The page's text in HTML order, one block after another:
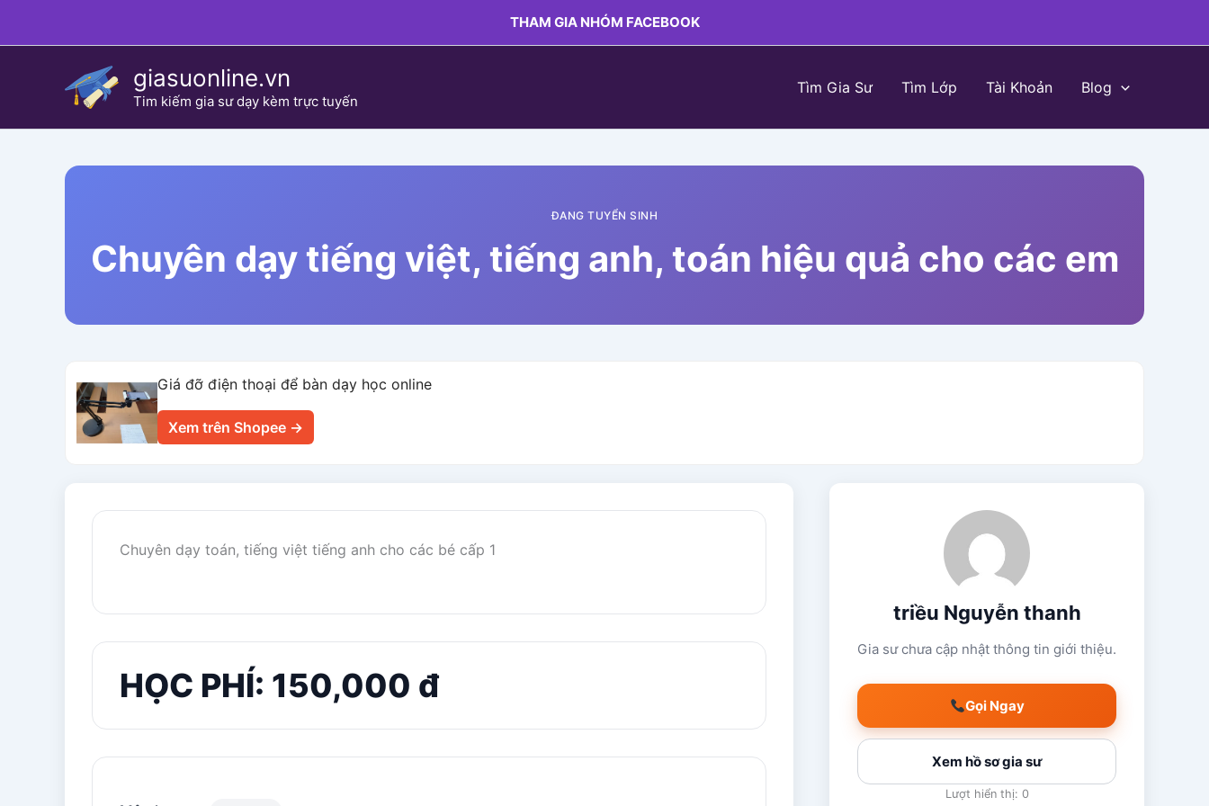
THAM GIA NHÓM FACEBOOK
giasuonline.vn
Tim kiếm gia sư dạy kèm trực tuyến
Tìm Gia Sư Tìm Lớp Tài Khoản Blog
ĐANG TUYỂN SINH
Chuyên dạy tiếng việt, tiếng anh, toán hiệu quả cho các em
Giá đỡ điện thoại để bàn dạy học online
Xem trên Shopee →
Chuyên dạy toán, tiếng việt tiếng anh cho các bé cấp 1
HỌC PHÍ: 150,000 đ
triều Nguyễn thanh
Gia sư chưa cập nhật thông tin giới thiệu.
Gọi Ngay
Xem hồ sơ gia sư
Lượt hiển thị: 0